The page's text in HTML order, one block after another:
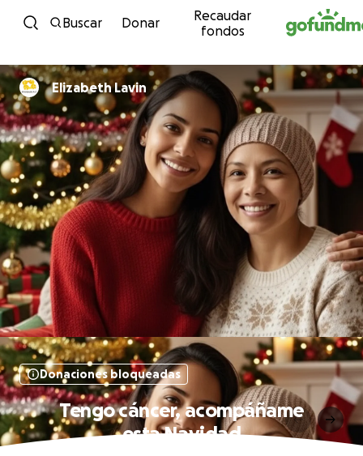
Ir al contenido
Buscar Donar
Recaudar
fondos
Elizabeth Lavin
Donaciones bloqueadas
Tengo cáncer, acompáñame
esta Navidad